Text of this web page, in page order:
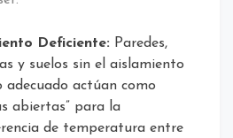
Deficiente: Paredes,
y suelos sin el aislamiento
adecuado actúan como
abiertas” para la
de temperatura entre